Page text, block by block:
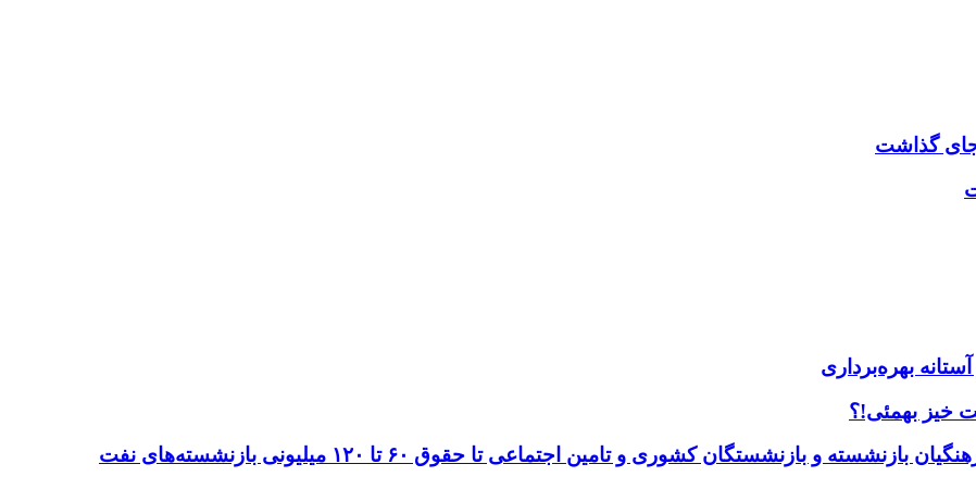
بهره‌برداری
خیز بهمئی!؟